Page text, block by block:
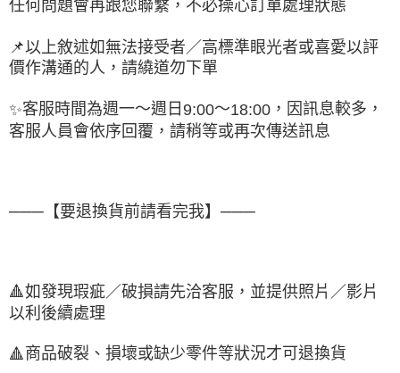
任何問題會再跟您聯繫，不必操心訂單處理狀態
📌以上敘述如無法接受者／高標準眼光者或喜愛以評
價作溝通的人，請繞道勿下單
✨客服時間為週一～週日 9:00～18:00 ，因訊息較多，
客服人員會依序回覆，請稍等或再次傳送訊息
───【要退換貨前請看完我】───
🔺如發現瑕疵／破損請先洽客服，並提供照片／影片
以利後續處理
🔺商品破裂、損壞或缺少零件等狀況才可退換貨